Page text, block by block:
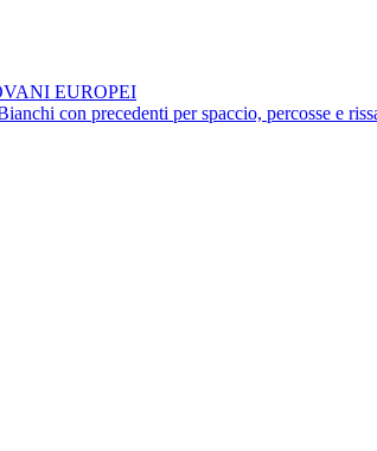
EUROPEI
con precedenti per spaccio, percosse e